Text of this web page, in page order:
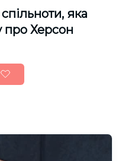
яка
про Херсон